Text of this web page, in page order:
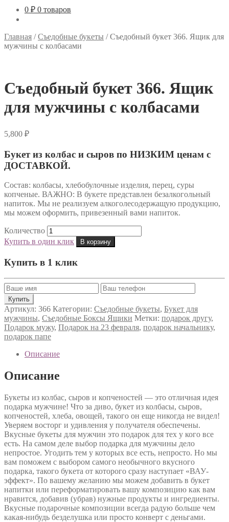
0 ₽ 0 товаров
Главная /Съедобные букеты /Съедобный букет 366. Ящик для
мужчины с колбасами
Съедобный букет 366. Ящик
для мужчины с колбасами
5,800 ₽
Букет из колбас и сыров по НИЗКИМ ценам с
ДОСТАВКОЙ.
Состав: колбасы, хлебобулочные изделия, перец, суры
копченые. ВАЖНО: В букете представлен безалкогольный
напиток. Мы не реализуем алкоголесодержащую продукцию,
мы можем оформить, привезенный вами напиток.
Количество
Купить в один клик
В корзину
Купить в 1 клик
Артикул: 366 Категории: Съедобные букеты, Букет для
мужчины, Съедобные Боксы Ящики Метки: подарок другу,
Подарок мужу, Подарок на 23 февраля, подарок начальнику,
подарок папе
Описание
Описание
Букеты из колбас, сыров и копченостей — это отличная идея
подарка мужчине! Что за диво, букет из колбасы, сыров,
копченостей, хлеба, овощей, такого он еще никогда не видел!
Уверяем восторг и удивления у получателя обеспечены.
Вкусные букеты для мужчин это подарок для тех у кого все
есть. На самом деле выбор подарка для мужчины дело
непростое. Угодить тем у которых все есть, непросто. Но мы
вам поможем с выбором самого необычного вкусного
подарка, такого букета от которого сразу наступает «ВАУ-
эффект». По вашему желанию мы можем добавить в букет
напитки или переформатировать вашу композицию как вам
нравится, добавив (убрав) нужные продукты и ингредиенты.
Вкусные подарочные композиции всегда радую больше чем
какая-нибудь безделушка или просто конверт с деньгами.